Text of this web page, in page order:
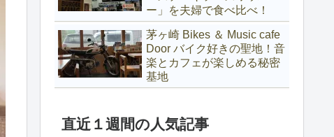
ー」を夫婦で食べ比べ！
茅ヶ崎 Bikes ＆ Music cafe
Door バイク好きの聖地！音
楽とカフェが楽しめる秘密
基地
直近１週間の人気記事